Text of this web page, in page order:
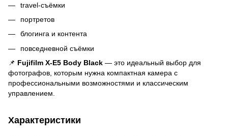
travel-съёмки
портретов
блогинга и контента
повседневной съёмки
📌 Fujifilm X-E5 Body Black — это идеальный выбор для
фотографов, которым нужна компактная камера с
профессиональными возможностями и классическим
управлением.
Характеристики